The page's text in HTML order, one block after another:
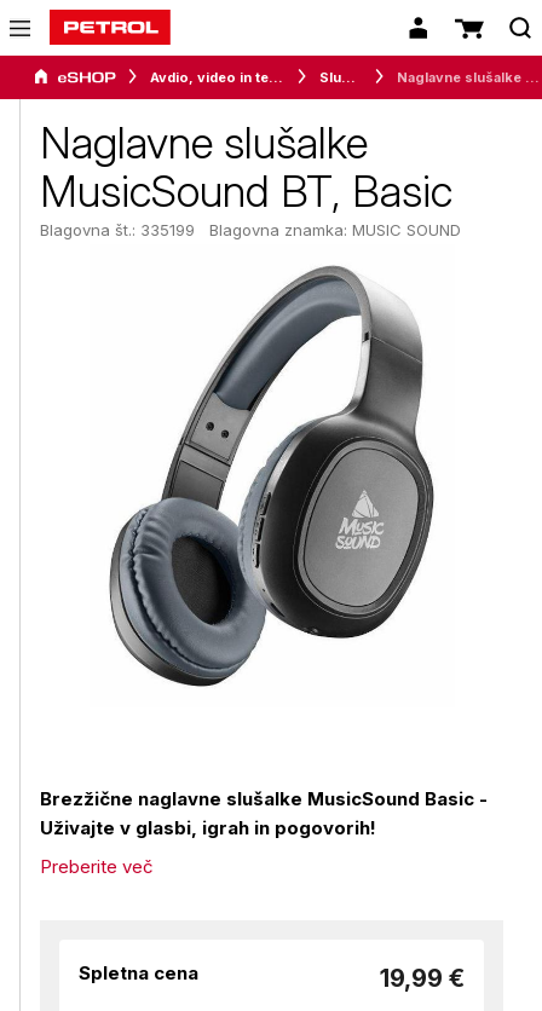
Avdio, video in telefonija Slušalke
Naglavne slušalke
MusicSound BT, Basic
Blagovna št.: 335199 Blagovna znamka: MUSIC SOUND
Brezžične naglavne slušalke MusicSound Basic -
Uživajte v glasbi, igrah in pogovorih!
Preberite več
Spletna cena 19,99 €